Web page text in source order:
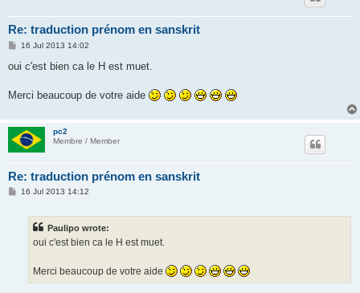
Re: traduction prénom en sanskrit
P
s
16 Jul 2013 14:02
oui c'est bien ca le H est muet.
Merci beaucoup de votre aide
pc2
Membre / Member
Re: traduction prénom en sanskrit
P16 Jul 2013 14:12
Paulipo wrote:
oui c'est bien ca le H est muet.
Merci beaucoup de votre aide